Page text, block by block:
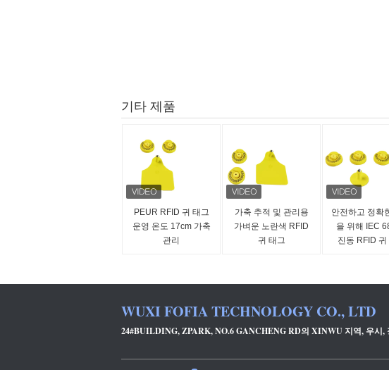
기타 제품
PEUR RFID 귀 태그
운영 온도 17cm 가축
관리
가축 추적 및 관리용
가벼운 노란색 RFID
귀 태그
안전하고 정확
을 위해 IEC
진동 RFID 귀
WUXI FOFIA TECHNOLOGY CO., LTD
24#BUILDING, ZPARK, NO.6 GANCHENG RD의 XINWU 지역, 우시,